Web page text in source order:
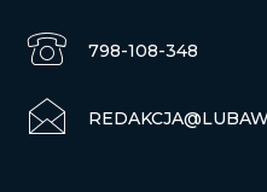
798-108-348